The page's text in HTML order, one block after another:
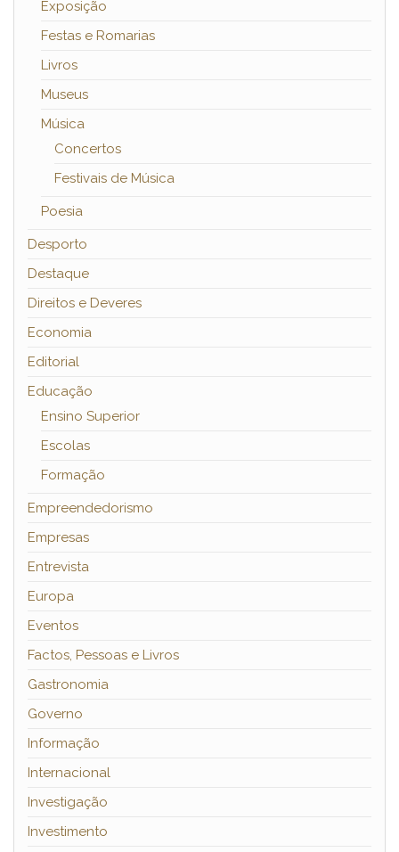
Exposição
Festas e Romarias
Livros
Museus
Música
Concertos
Festivais de Música
Poesia
Desporto
Destaque
Direitos e Deveres
Economia
Editorial
Educação
Ensino Superior
Escolas
Formação
Empreendedorismo
Empresas
Entrevista
Europa
Eventos
Factos, Pessoas e Livros
Gastronomia
Governo
Informação
Internacional
Investigação
Investimento